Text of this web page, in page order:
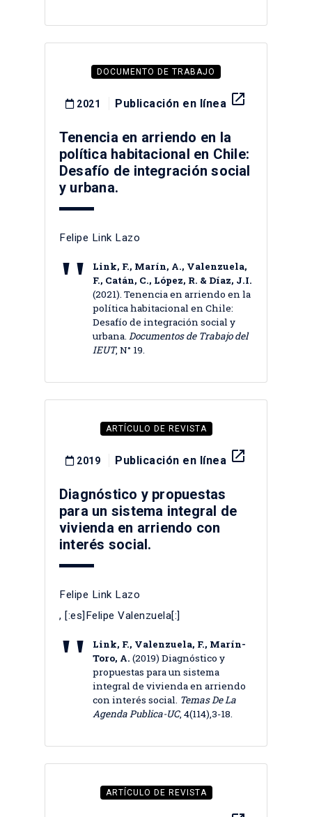
DOCUMENTO DE TRABAJO
2021 Publicación en línea launch
Tenencia en arriendo en la
política habitacional en Chile:
Desafío de integración social
y urbana.
Felipe Link Lazo
Link, F., Marín, A., Valenzuela,
F., Catán, C., López, R. & Díaz, J.I.
(2021). Tenencia en arriendo en la
política habitacional en Chile:
Desafío de integración social y
urbana. Documentos de Trabajo del
IEUT, N° 19.
ARTÍCULO DE REVISTA
2019 Publicación en línea launch
Diagnóstico y propuestas
para un sistema integral de
vivienda en arriendo con
interés social.
Felipe Link Lazo
, [:es]Felipe Valenzuela[:]
Link, F., Valenzuela, F., Marín-
Toro, A. (2019) Diagnóstico y
propuestas para un sistema
integral de vivienda en arriendo
con interés social. Temas De La
Agenda Publica-UC, 4(114),3-18.
ARTÍCULO DE REVISTA